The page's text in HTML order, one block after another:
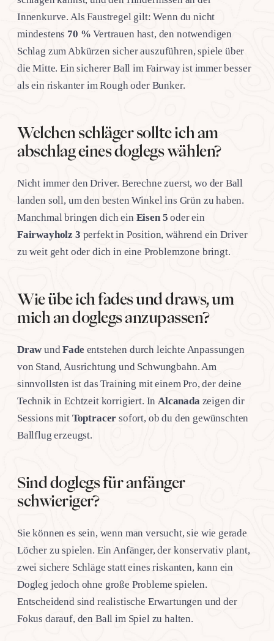
Innenkurve. Als Faustregel gilt: Wenn du nicht
mindestens 70 % Vertrauen hast, den notwendigen
Schlag zum Abkürzen sicher auszuführen, spiele über
die Mitte. Ein sicherer Ball im Fairway ist immer besser
als ein riskanter im Rough oder Bunker.
Welchen schläger sollte ich am
abschlag eines doglegs wählen?
Nicht immer den Driver. Berechne zuerst, wo der Ball
landen soll, um den besten Winkel ins Grün zu haben.
Manchmal bringen dich ein Eisen 5 oder ein
Fairwayholz 3 perfekt in Position, während ein Driver
zu weit geht oder dich in eine Problemzone bringt.
Wie übe ich fades und draws, um
mich an doglegs anzupassen?
Draw undFade entstehen durch leichte Anpassungen
von Stand, Ausrichtung und Schwungbahn. Am
sinnvollsten ist das Training mit einem Pro, der deine
Technik in Echtzeit korrigiert. InAlcanadazeigen dir
Sessions mit Toptracer sofort, ob du den gewünschten
Ballflug erzeugst.
Sind doglegs für anfänger
schwieriger?
Sie können es sein, wenn man versucht, sie wie gerade
Löcher zu spielen. Ein Anfänger, der konservativ plant,
zwei sichere Schläge statt eines riskanten, kann ein
Dogleg jedoch ohne große Probleme spielen.
Entscheidend sind realistische Erwartungen und der
Fokus darauf, den Ball im Spiel zu halten.